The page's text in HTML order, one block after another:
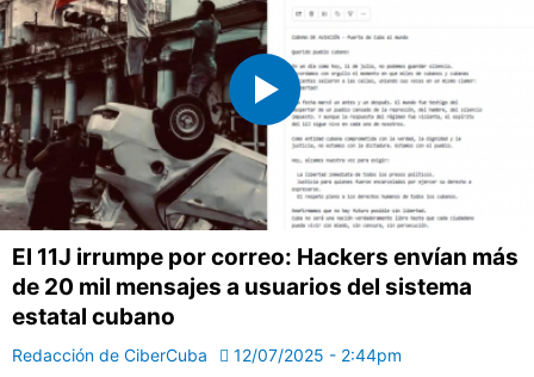
El 11J irrumpe por correo: Hackers envían más
de 20 mil mensajes a usuarios del sistema
estatal cubano
Redacción de CiberCuba 12/07/2025 - 2:44pm